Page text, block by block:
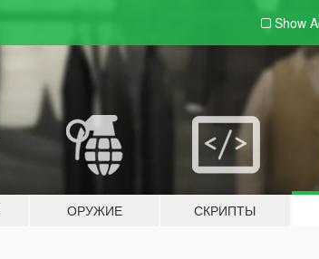
Show
ОРУЖИЕ СКРИПТЫ